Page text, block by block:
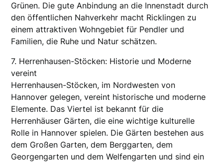
Grünen. Die gute Anbindung an die Innenstadt durch
den öffentlichen Nahverkehr macht Ricklingen zu
einem attraktiven Wohngebiet für Pendler und
Familien, die Ruhe und Natur schätzen.
7. Herrenhausen-Stöcken: Historie und Moderne
vereint
Herrenhausen-Stöcken, im Nordwesten von
Hannover gelegen, vereint historische und moderne
Elemente. Das Viertel ist bekannt für die
Herrenhäuser Gärten, die eine wichtige kulturelle
Rolle in Hannover spielen. Die Gärten bestehen aus
dem Großen Garten, dem Berggarten, dem
Georgengarten und dem Welfengarten und sind ein